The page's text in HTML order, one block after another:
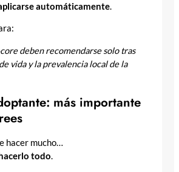
automáticamente.
core deben recomendarse solo tras
vida y la prevalencia local de la
más importante
hacer mucho…
todo.